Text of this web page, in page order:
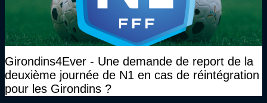
Girondins4Ever - Une demande de report de la
deuxième journée de N1 en cas de réintégration
pour les Girondins ?